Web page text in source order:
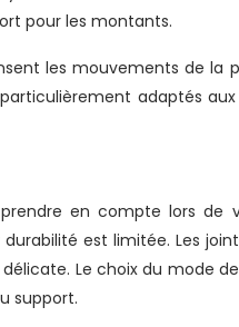
pour les montants.
les mouvements de la
adaptés
en compte lors de
est limitée. Les
Le choix du mode
support.